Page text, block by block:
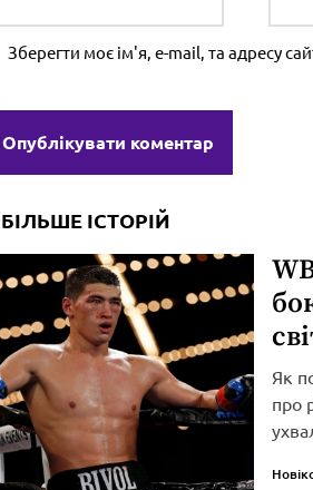
Зберегти моє ім'я, e-mail, та адресу
БІЛЬШЕ ІСТОРІЙ
Як
про